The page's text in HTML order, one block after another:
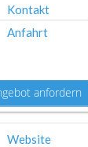
Kontakt
Anfahrt
anfordern
Website